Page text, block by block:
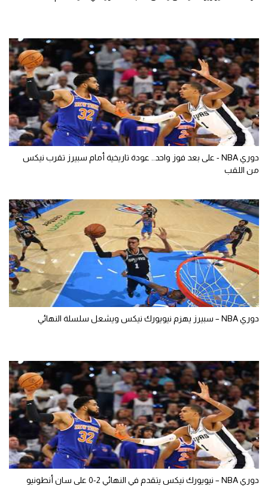
دوري NBA - على بعد فوز واحد.. عودة تاريخية أمام سبيرز تقرب نيكس
من اللقب
دوري NBA – سبيرز يهزم نيويورك نيكس ويشعل سلسلة النهائي
دوري NBA – نيويورك نيكس يتقدم في النهائي 2-0 على سان أنطونيو